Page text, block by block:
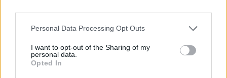
Personal Data Processing Opt Outs
I want to opt-out of the Sharing of my
personal data.
Opted In
zdravstveno stanje.
"Predsjednik Trump je najoštriji i najpristupačniji